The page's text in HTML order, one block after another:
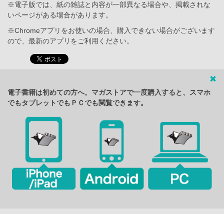
※電子版では、紙の雑誌と内容が一部異なる場合や、掲載されな
いページがある場合があります。
※Chromeアプリをお使いの場合、購入できない場合がございます
ので、最新のアプリをご利用ください。
電子書籍は初めての方へ。マガストアで一度購入すると、スマホ
でもタブレットでもＰＣでも閲覧できます。